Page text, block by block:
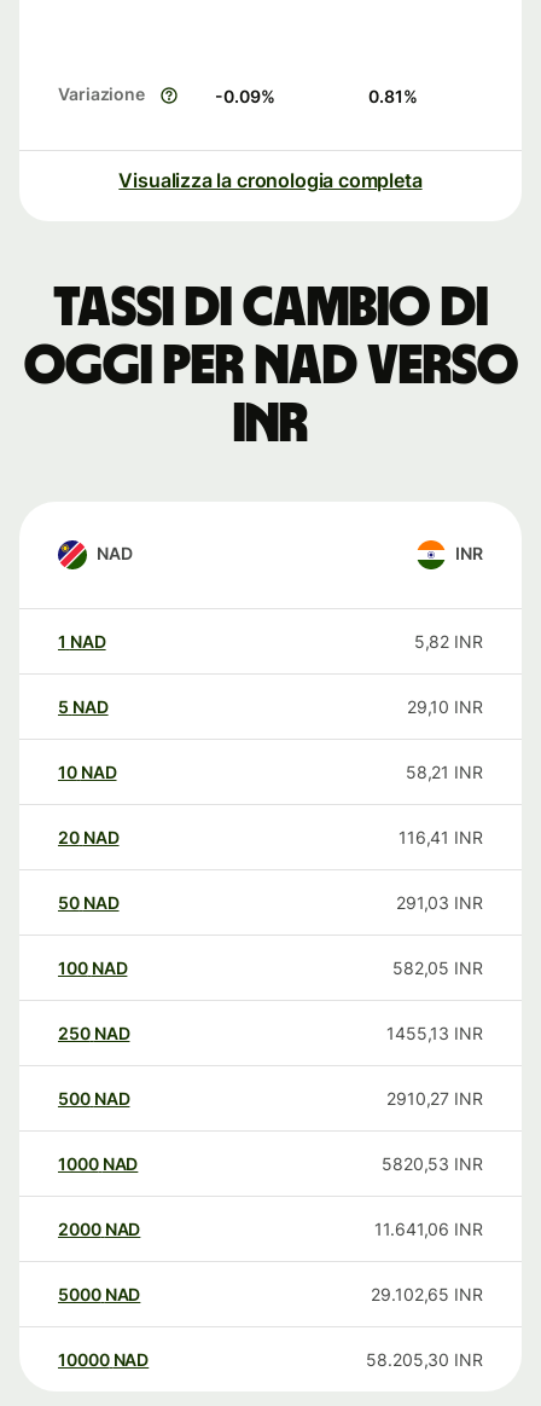
Variazione -0.09% 0.81%
Visualizza la cronologia completa
Tassi di cambio di
oggi per NAD verso
INR
NAD INR
1 NAD 5,82 INR
5 NAD 29,10 INR
10 NAD 58,21 INR
20 NAD 116,41 INR
50 NAD 291,03 INR
100 NAD 582,05 INR
250 NAD 1455,13 INR
500 NAD 2910,27 INR
1000 NAD 5820,53 INR
2000 NAD 11.641,06 INR
5000 NAD 29.102,65 INR
10000 NAD 58.205,30 INR